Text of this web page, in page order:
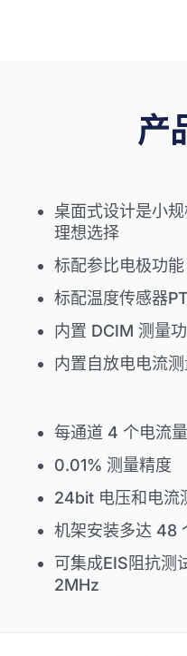
产
桌面式设计是小
理想选择
标配参比电极功能
标配温度传感器
内置 DCIM 测量
内置自放电电流测
每通道 4 个电流
0.01% 测量精度
24bit 电压和电流
机架安装多达 48
可集成EIS阻抗测
2MHz